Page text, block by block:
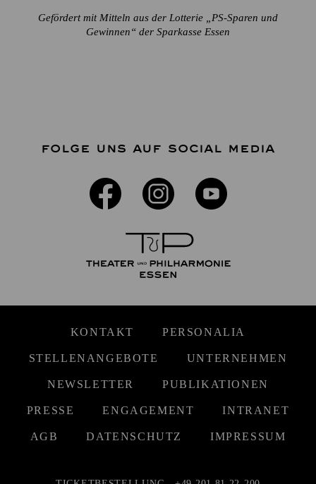
Gefördert mit Mitteln aus der Lotterie „PS-Sparen und
Gewinnen“ der Sparkasse Essen
FOLGE UNS AUF SOCIAL MEDIA
KONTAKT PERSONALIA
STELLENANGEBOTE UNTERNEHMEN
NEWSLETTER PUBLIKATIONEN
PRESSE ENGAGEMENT INTRANET
AGB DATENSCHUTZ IMPRESSUM